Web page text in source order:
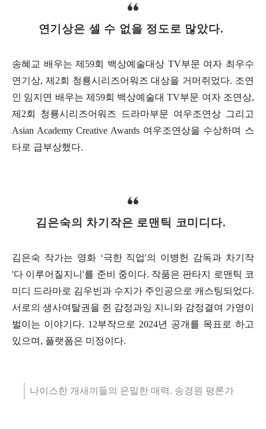
연기상은 셀 수 없을 정도로 많았다.
송혜교 배우는 제59회 백상예술대상 TV부문 여자 최우수
연기상, 제2회 청룡시리즈어워즈 대상을 거머쥐었다. 조연
인 임지연 배우는 제59회 백상예술대 TV부문 여자 조연상,
제2회 청룡시리즈어워즈 드라마부문 여우조연상 그리고
Asian Academy Creative Awards 여우조연상을 수상하며 스
타로 급부상했다.
김은숙의 차기작은 로맨틱 코미디다.
김은숙 작가는 영화 ‘극한 직업'의 이병헌 감독과 차기작
'다 이루어질지니'를 준비 중이다. 작품은 판타지 로맨틱 코
미디 드라마로 김우빈과 수지가 주인공으로 캐스팅되었다.
서로의 생사여탈권을 쥔 감정과잉 지니와 감정결여 가영이
벌이는 이야기다. 12부작으로 2024년 공개를 목표로 하고
있으며, 플랫폼은 미정이다.
나이스한 개새끼들의 은밀한 매력. 송경원 평론가